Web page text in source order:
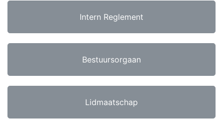
Intern Reglement
Bestuursorgaan
Lidmaatschap